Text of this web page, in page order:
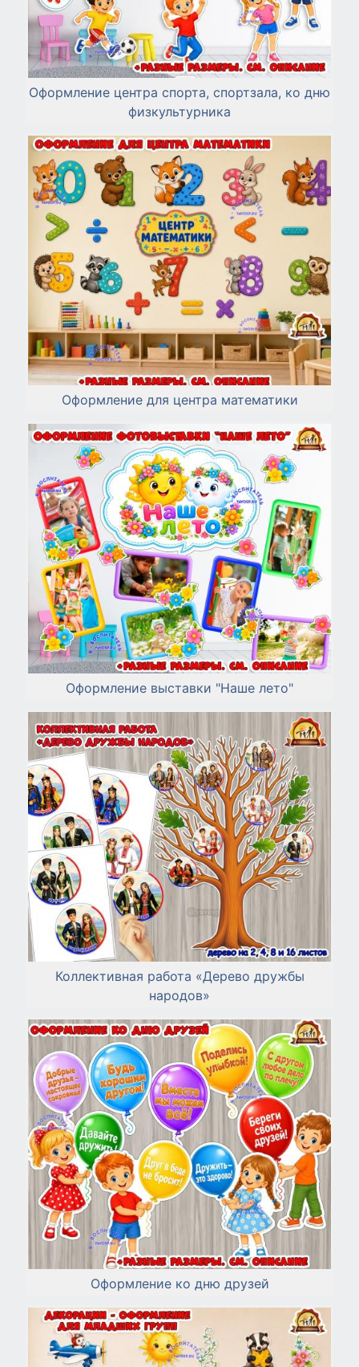
Оформление центра спорта, спортзала, ко дню
физкультурника
Оформление для центра математики
Оформление выставки "Наше лето"
Коллективная работа «Дерево дружбы
народов»
Оформление ко дню друзей